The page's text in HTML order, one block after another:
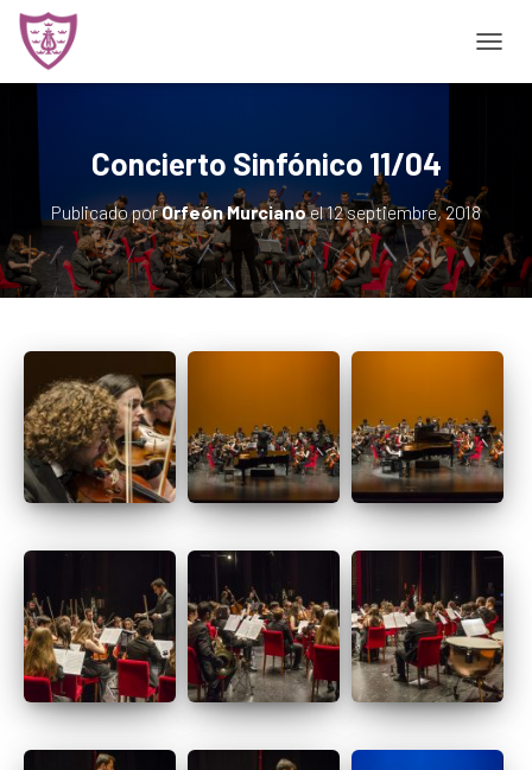
Concierto Sinfónico 11/04
Publicado porOrfeón Murcianoel12 septiembre, 2018